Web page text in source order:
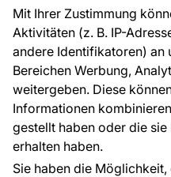
Mit Ihrer Zustimmung
Aktivitäten (z. B. IP-
andere Identifikatoren) an
Bereichen Werbung,
weitergeben. Diese
Informationen
gestellt haben oder die
erhalten haben.
Sie haben die
EU-Projekte
Ratschläge und Tipps
FAQ
Kontakt
Haben Sie Fragen? Wir
und beraten Sie persönlich.